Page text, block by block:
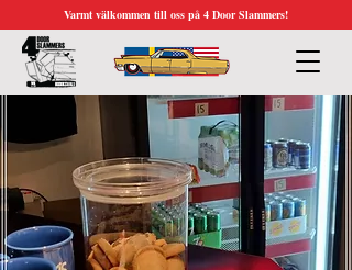
Varmt välkommen till oss på 4 Door Slammers!